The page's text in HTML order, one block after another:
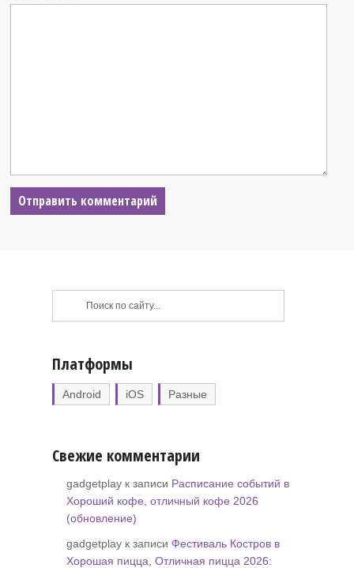
Платформы
Android iOS Разные
Свежие комментарии
gadgetplay к записи Расписание событий в
Хороший кофе, отличный кофе 2026
(обновление)
gadgetplay к записи Фестиваль Костров в
Хорошая пицца, Отличная пицца 2026: